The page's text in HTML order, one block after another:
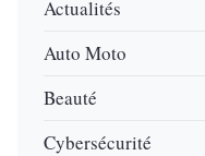
Actualités
Auto Moto
Beauté
Cybersécurité